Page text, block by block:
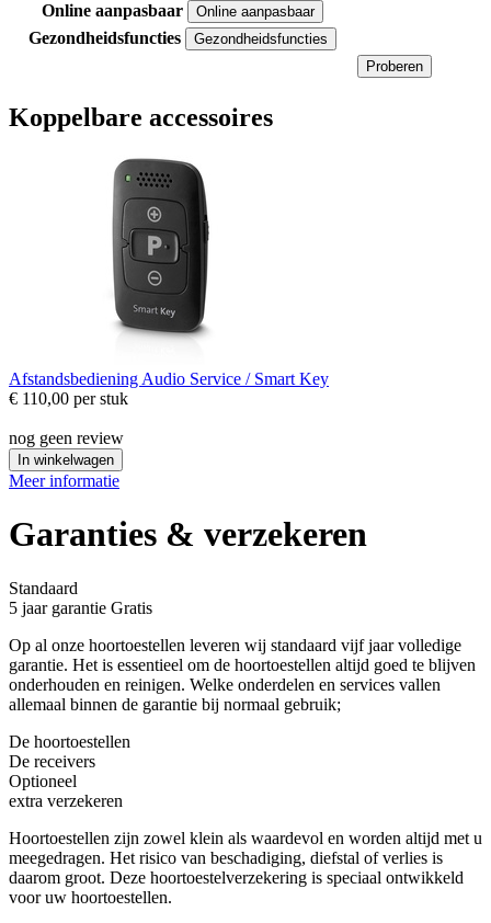
Online aanpasbaar
Online aanpasbaar
Gezondheidsfuncties
Gezondheidsfuncties
Proberen
Koppelbare accessoires
Afstandsbediening Audio Service / Smart Key
€ 110,00 per stuk
nog geen review
In winkelwagen
Meer informatie
Garanties & verzekeren
Standaard
5 jaar garantie Gratis
Op al onze hoortoestellen leveren wij standaard vijf jaar volledige
garantie. Het is essentieel om de hoortoestellen altijd goed te blijven
onderhouden en reinigen. Welke onderdelen en services vallen
allemaal binnen de garantie bij normaal gebruik;
De hoortoestellen
De receivers
Optioneel
extra verzekeren
Hoortoestellen zijn zowel klein als waardevol en worden altijd met u
meegedragen. Het risico van beschadiging, diefstal of verlies is
daarom groot. Deze hoortoestelverzekering is speciaal ontwikkeld
voor uw hoortoestellen.